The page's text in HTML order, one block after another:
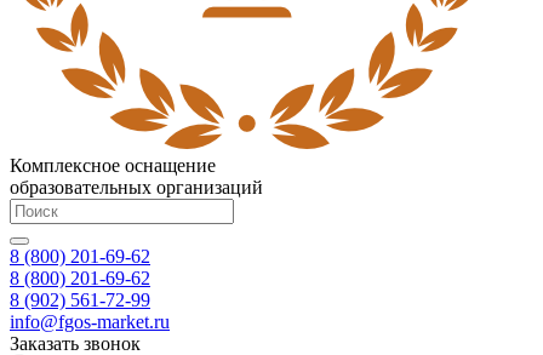
Комплексное оснащение
образовательных организаций
8 (800) 201-69-62
8 (800) 201-69-62
8 (902) 561-72-99
info@fgos-market.ru
Заказать звонок